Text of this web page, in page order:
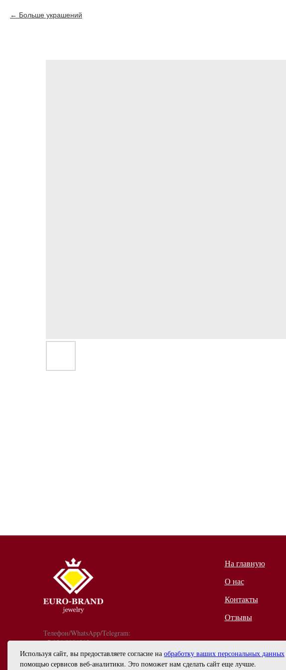
Больше украшений
Используя сайт, вы предоставляете согласие на обработку ваших персональных данных
помощью сервисов веб-аналитики. Это поможет нам сделать сайт еще лучше.
Телефон/WhatsApp/Telegram:
+7 921 9081213
График работы: с 10:00 до 18:00
info@euro-brand.ru
На главную
О нас
Контакты
Отзывы